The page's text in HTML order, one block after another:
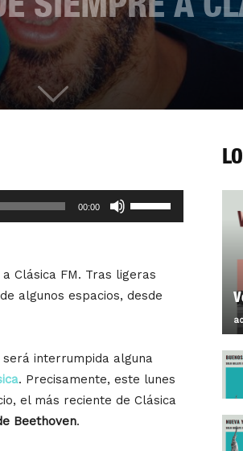
SIEMPRE A
00:00
las
flecha
arriba/abajo
o
disminuir
el
Clásica FM. Tras ligeras
algunos espacios, desde
será interrumpida alguna
. Precisamente, este lunes
el más reciente de Clásica
Beethoven.